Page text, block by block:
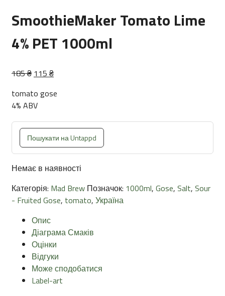
SmoothieMaker Tomato Lime
4% PET 1000ml
185₴ Оригінальна
185 ₴.
115 ₴Поточна
115 ₴.
tomato gose
4% ABV
Пошукати на Untappd
Немає в наявності
Категорія: Mad Brew Позначок: 1000ml, Gose, Salt, Sour
- Fruited Gose, tomato, Україна
Опис
Діаграма Смаків
Оцінки
Відгуки
Може сподобатися
Label-art